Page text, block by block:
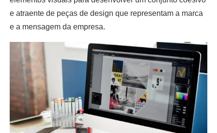
e atraente de peças de design que representam a marca
e a mensagem da empresa.